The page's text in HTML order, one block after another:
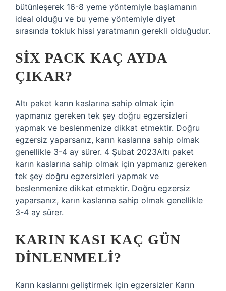
bütünleşerek 16-8 yeme yöntemiyle başlamanın
ideal olduğu ve bu yeme yöntemiyle diyet
sırasında tokluk hissi yaratmanın gerekli olduğudur.
SIX PACK KAÇ AYDA
ÇIKAR?
Altı paket karın kaslarına sahip olmak için
yapmanız gereken tek şey doğru egzersizleri
yapmak ve beslenmenize dikkat etmektir. Doğru
egzersiz yaparsanız, karın kaslarına sahip olmak
genellikle 3-4 ay sürer. 4 Şubat 2023Altı paket
karın kaslarına sahip olmak için yapmanız gereken
tek şey doğru egzersizleri yapmak ve
beslenmenize dikkat etmektir. Doğru egzersiz
yaparsanız, karın kaslarına sahip olmak genellikle
3-4 ay sürer.
KARIN KASI KAÇ GÜN
DINLENMELI?
Karın kaslarını geliştirmek için egzersizler Karın